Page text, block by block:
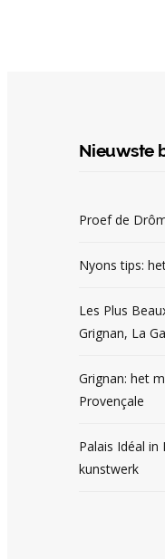
Nieuwste
Proef de
Nyons tips:
Les Plus
Grignan, La
Grignan: het
Provençale
Palais Idéal
kunstwerk